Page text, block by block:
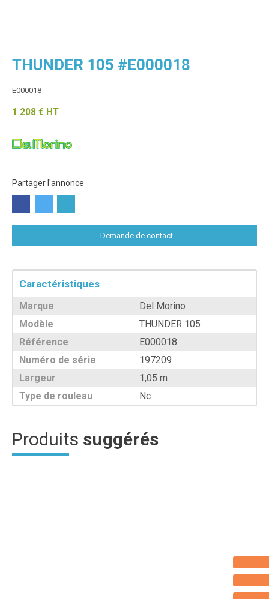
THUNDER 105 #E000018
E000018
1 208 € HT
Caractéristiques
Marque
Del Morino
Modèle
THUNDER 105
Référence
E000018
Numéro de série
197209
Largeur
1,05 m
Type de rouleau
Nc
Partager l'annonce
Demande de contact
Produits suggérés